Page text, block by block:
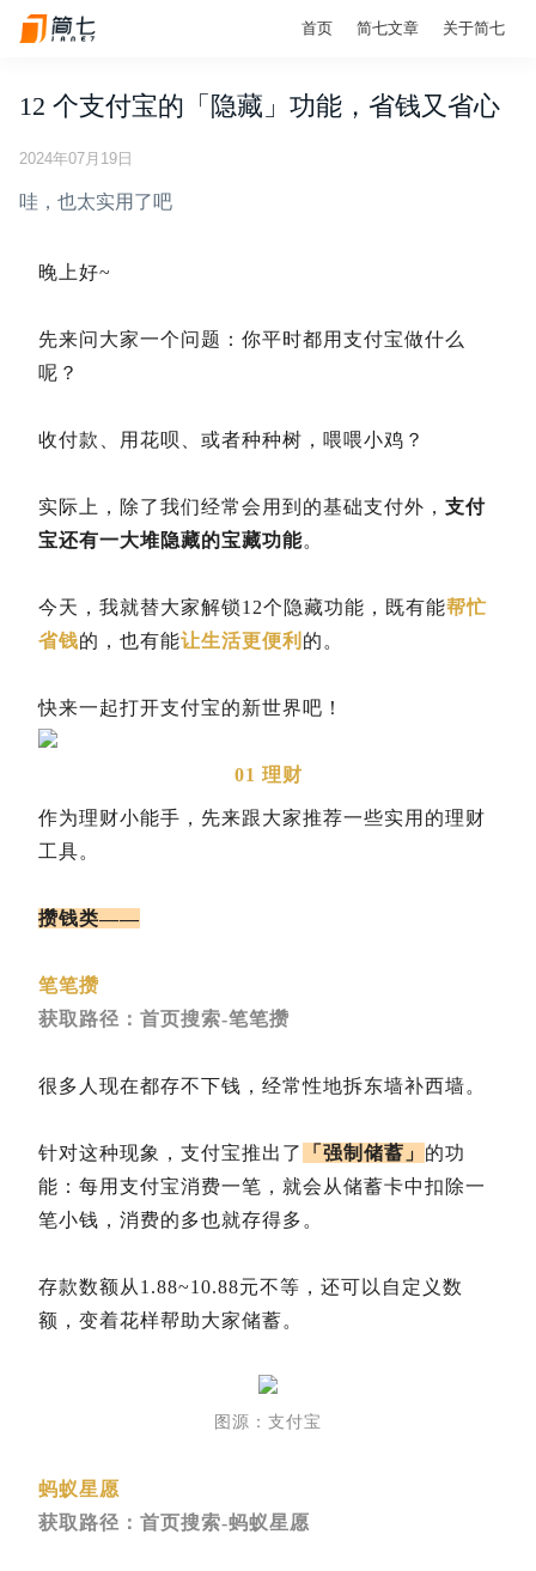
首页 简七文章 关于简七
12 个支付宝的「隐藏」功能，省钱又省心
2024年07月19日
哇，也太实用了吧
晚上好~
先来问大家一个问题：你平时都用支付宝做什么
呢？
收付款、用花呗、或者种种树，喂喂小鸡？
实际上，除了我们经常会用到的基础支付外， 支付
宝还有一大堆隐藏的宝藏功能。
今天，我就替大家解锁12个隐藏功能，既有能帮忙
省钱的，也有能让生活更便利 的。
快来一起打开支付宝的新世界吧！
01 理财
作为理财小能手，先来跟大家推荐一些实用的理财
工具。
攒钱类——
笔笔攒
获取路径：首页搜索-笔笔攒
很多人现在都存不下钱，经常性地拆东墙补西墙。
针对这种现象，支付宝推出了 「强制储蓄」 的功
能：每用支付宝消费一笔，就会从储蓄卡中扣除一
笔小钱，消费的多也就存得多。
存款数额从1.88~10.88元不等，还可以自定义数
额，变着花样帮助大家储蓄。
图源：支付宝
蚂蚁星愿
获取路径：首页搜索-蚂蚁星愿